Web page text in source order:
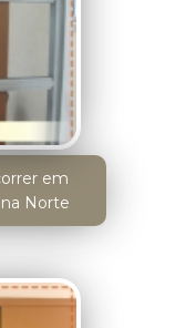
em
Norte